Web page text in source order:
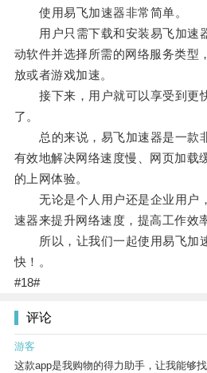
使用易飞加速器非常简单。
用户只需下载和安装易飞加速
动软件并选择所需的网络服务类型
放或者游戏加速。
接下来，用户就可以享受到更
了。
总的来说，易飞加速器是一款
有效地解决网络速度慢、网页加载
的上网体验。
无论是个人用户还是企业用户
速器来提升网络速度，提高工作效
所以，让我们一起使用易飞加
快！。
#18#
评论
游客
这款app是我购物的得力助手，让我能够